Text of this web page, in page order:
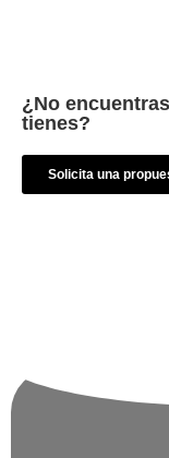
¿No
tienes?
Solicita una